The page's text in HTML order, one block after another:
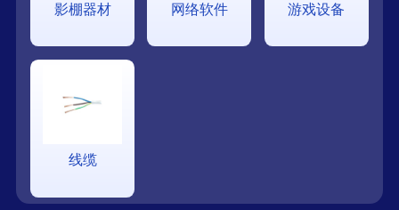
影棚器材 网络软件 游戏设备
线缆